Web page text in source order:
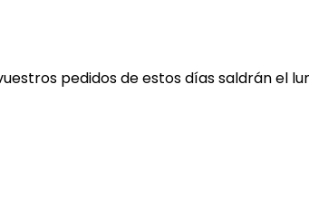
pedidos de estos días saldrán el